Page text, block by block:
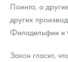
Поинта, а
других
Филадельфии и
Закон гласит,